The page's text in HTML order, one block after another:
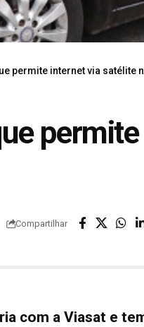
permite internet via satélite
Compartilhar
com a Viasat e